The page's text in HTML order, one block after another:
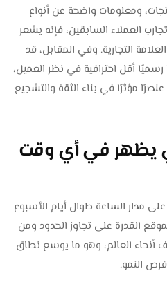
ومعلومات واضحة عن أنواع
العملاء السابقين، فإنه يشعر
التجارية. وفي المقابل، قد
رسميًا أقل احترافية في نظر العميل،
مؤثرًا في بناء الثقة والتشجيع
يظهر في أي وقت
مدار الساعة طوال أيام الأسبوع
القدرة على تجاوز الحدود ومن
أنحاء العالم، وهو ما يوسع نطاق
فرص النمو.